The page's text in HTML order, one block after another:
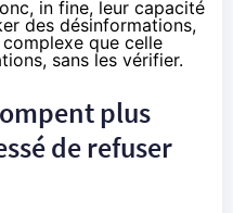
in fine, leur capacité
des désinformations,
que celle
sans les vérifier.
plus
de refuser